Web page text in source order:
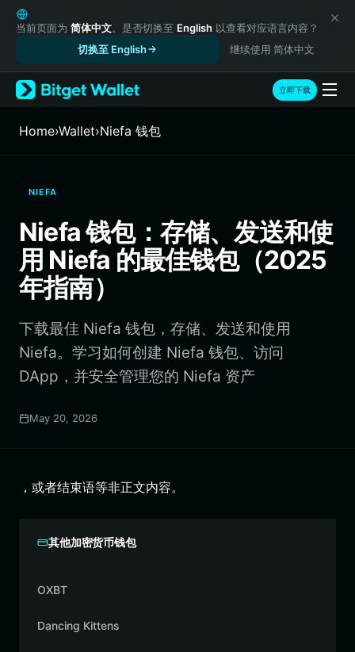
English
日本語
Русский
Español (Latinoamérica)
Türkçe
Italiano
繁體中文
Português (Portugal)
Bahasa Indonesia
ภาษาไทย
हिन्दी
Português (Brasil)
Español (Argentina)
当前页面为 简体中文。是否切换至 English 以查看对应语言内容？
切换至 English
继续使用 简体中文
立即下载
Home›Wallet›Niefa 钱包
NIEFA
Niefa 钱包：存储、发送和使
用 Niefa 的最佳钱包（2025
年指南）
下载最佳 Niefa 钱包，存储、发送和使用
Niefa。学习如何创建 Niefa 钱包、访问
DApp，并安全管理您的 Niefa 资产
May 20, 2026
，或者结束语等非正文内容。
其他加密货币钱包
OXBT
Dancing Kittens